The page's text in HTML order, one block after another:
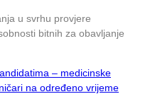
u svrhu provjere
bitnih za obavljanje
– medicinske
na određeno vrijeme